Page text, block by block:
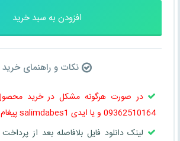
افزودن به سبد خرید
نکات و راهنمای خرید
در صورت هرگونه مشکل در خرید محصول
09362510164 و یا ایدی salimdabes1 پیغام ارسال نمایید.
لینک دانلود فایل بلافاصله بعد از